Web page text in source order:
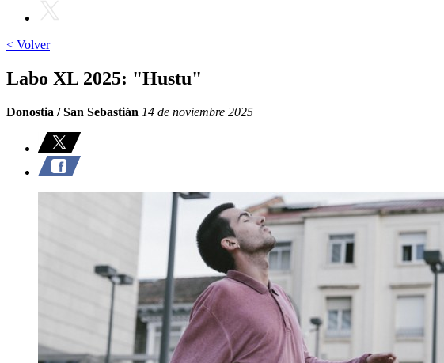
< Volver
Labo XL 2025: "Hustu"
Donostia / San Sebastián 14 de noviembre 2025